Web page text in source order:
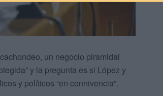
un negocio piramidal
y la pregunta es si López y
y políticos “en connivencia”.